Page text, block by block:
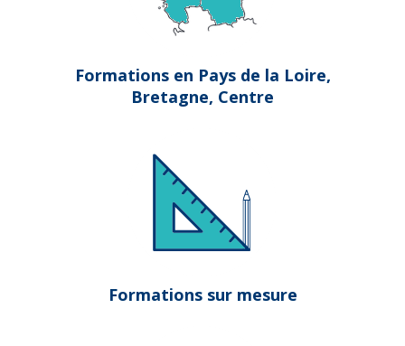
Formations en Pays de la Loire,
Bretagne, Centre
Formations sur mesure